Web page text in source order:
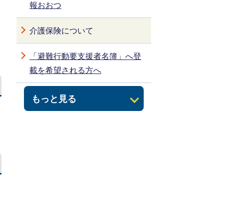
報おおつ
もっと見る
介護保険について
「避難行動要支援者名簿」へ登
載を希望される方へ